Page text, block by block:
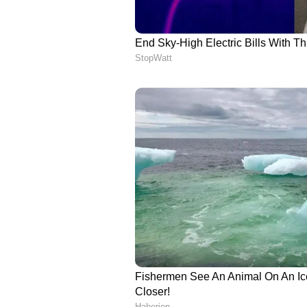
Image Credit :
ഉൾപ്പെടുത്തുക.
ലയിക്കുന്ന നാരുകൾ
നാരുകൾ ദഹനനാളത്തെ
ഓട്സ്, ബാർലി, ബീൻസ്, പയർ
ഉൾപ്പെടുത്തുക.